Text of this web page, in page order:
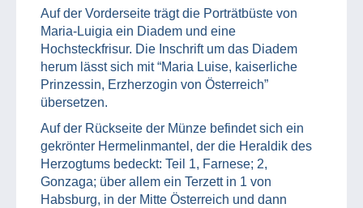
Auf der Vorderseite trägt die Porträtbüste von
Maria-Luigia ein Diadem und eine
Hochsteckfrisur. Die Inschrift um das Diadem
herum lässt sich mit “Maria Luise, kaiserliche
Prinzessin, Erzherzogin von Österreich”
übersetzen.
Auf der Rückseite der Münze befindet sich ein
gekrönter Hermelinmantel, der die Heraldik des
Herzogtums bedeckt: Teil 1, Farnese; 2,
Gonzaga; über allem ein Terzett in 1 von
Habsburg, in der Mitte Österreich und dann